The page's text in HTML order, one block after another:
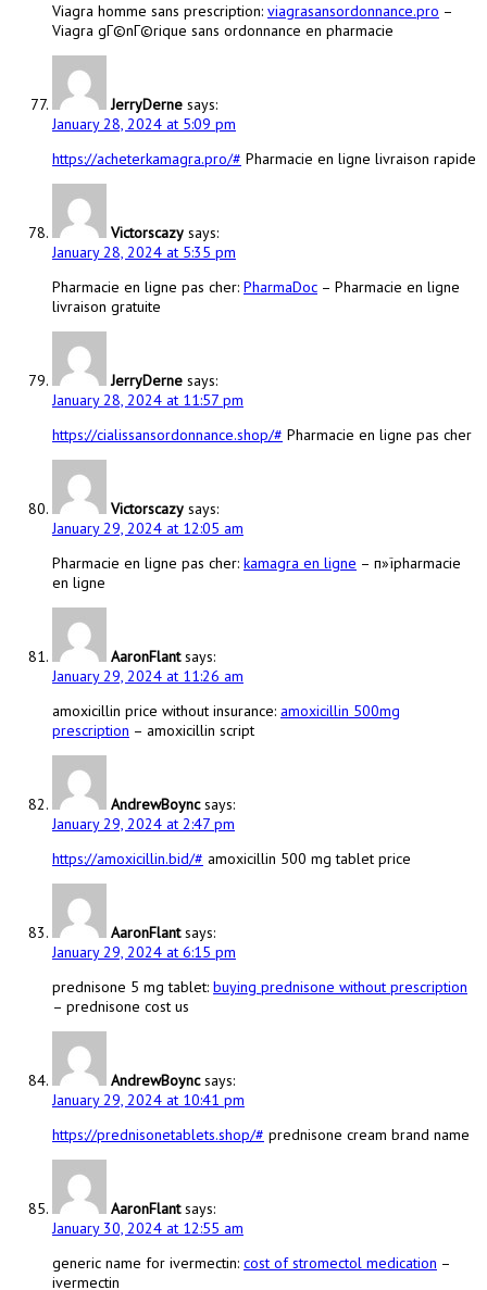
Viagra homme sans prescription: viagrasansordonnance.pro –
Viagra gГ©nГ©rique sans ordonnance en pharmacie
JerryDerne says:
January 28, 2024 at 5:09 pm
https://acheterkamagra.pro/# Pharmacie en ligne livraison rapide
Victorscazy says:
January 28, 2024 at 5:35 pm
Pharmacie en ligne pas cher: PharmaDoc – Pharmacie en ligne
livraison gratuite
JerryDerne says:
January 28, 2024 at 11:57 pm
https://cialissansordonnance.shop/# Pharmacie en ligne pas cher
Victorscazy says:
January 29, 2024 at 12:05 am
Pharmacie en ligne pas cher: kamagra en ligne – п»їpharmacie
en ligne
AaronFlant says:
January 29, 2024 at 11:26 am
amoxicillin price without insurance: amoxicillin 500mg
prescription – amoxicillin script
AndrewBoync says:
January 29, 2024 at 2:47 pm
https://amoxicillin.bid/# amoxicillin 500 mg tablet price
AaronFlant says:
January 29, 2024 at 6:15 pm
prednisone 5 mg tablet: buying prednisone without prescription
– prednisone cost us
AndrewBoync says:
January 29, 2024 at 10:41 pm
https://prednisonetablets.shop/# prednisone cream brand name
AaronFlant says:
January 30, 2024 at 12:55 am
generic name for ivermectin: cost of stromectol medication –
ivermectin